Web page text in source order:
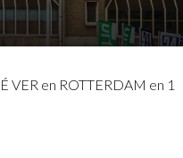
VER en ROTTERDAM en 1